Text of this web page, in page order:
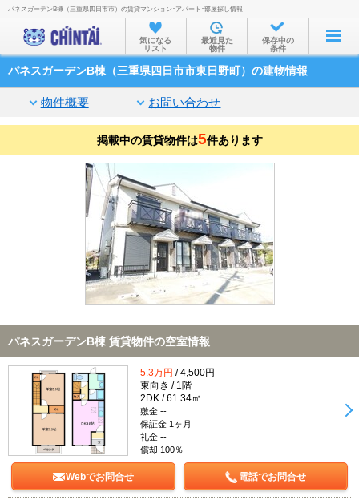
お部屋を探す
沿線・駅から
家賃相場から
通勤通学時間から
不動産会社から
TOP
パネスガーデンB棟（三重県四日市市）の賃貸マンション･アパート･部屋探し情報
気になる
リスト
最近見た
物件
保存中の
条件
パネスガーデンB棟（三重県四日市市東日野町）の建物情報
物件概要 お問い合わせ
掲載中の賃貸物件は5件あります
パネスガーデンB棟 賃貸物件の空室情報
5.3万円 / 4,500円
東向き / 1階
2DK / 61.34㎡
敷金 --
保証金 1ヶ月
礼金 --
償却 100％
Webでお問合せ 電話でお問合せ